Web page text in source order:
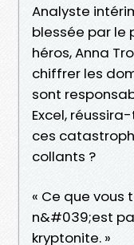
Analyste
blessée par le
héros, Anna
chiffrer les
sont
Excel,
ces
collants ?
« Ce que vous
n&#039;est
kryptonite. »